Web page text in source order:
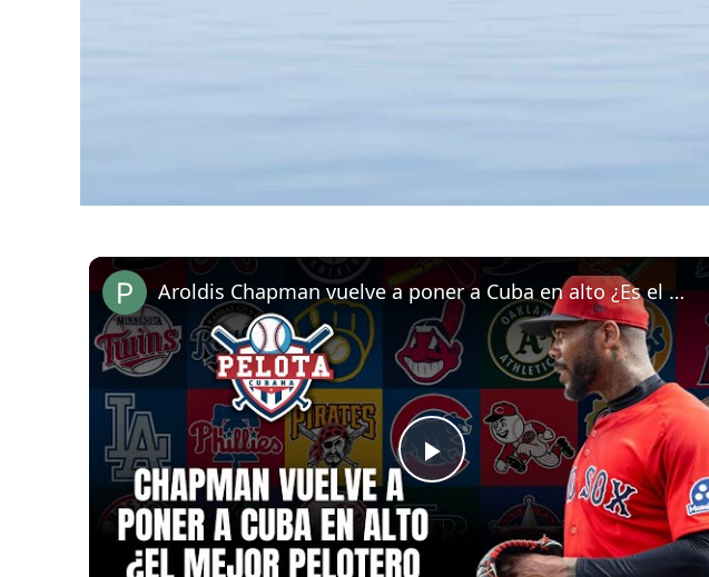
Play
Video
Aroldis Chapman vuelve a poner a Cuba en alto ¿Es el mejor pelotero cubano de este siglo?